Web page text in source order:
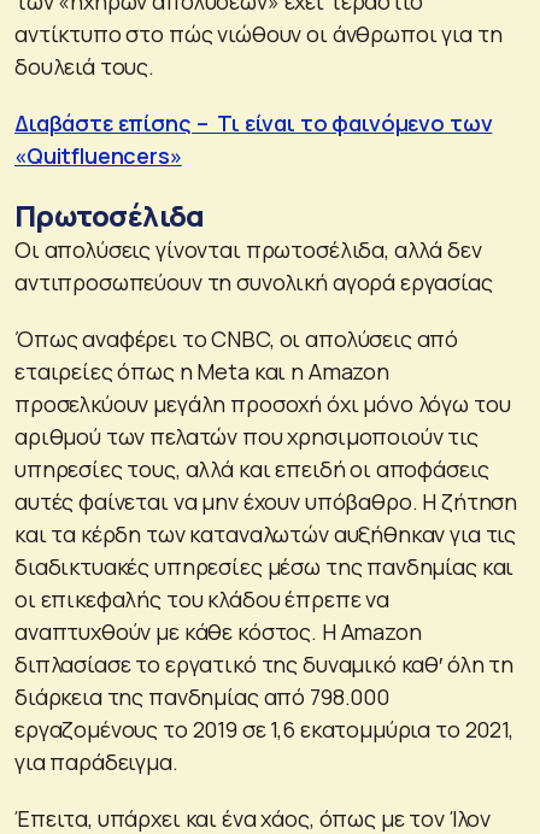
αντίκτυπο στο πώς νιώθουν οι άνθρωποι για τη
δουλειά τους.
Διαβάστε επίσης – Τι είναι το φαινόμενο των
«Quitfluencers»
Πρωτοσέλιδα
Οι απολύσεις γίνονται πρωτοσέλιδα, αλλά δεν
αντιπροσωπεύουν τη συνολική αγορά εργασίας
Όπως αναφέρει το CNBC, οι απολύσεις από
εταιρείες όπως η Meta και η Amazon
προσελκύουν μεγάλη προσοχή όχι μόνο λόγω του
αριθμού των πελατών που χρησιμοποιούν τις
υπηρεσίες τους, αλλά και επειδή οι αποφάσεις
αυτές φαίνεται να μην έχουν υπόβαθρο. Η ζήτηση
και τα κέρδη των καταναλωτών αυξήθηκαν για τις
διαδικτυακές υπηρεσίες μέσω της πανδημίας και
οι επικεφαλής του κλάδου έπρεπε να
αναπτυχθούν με κάθε κόστος. Η Amazon
διπλασίασε το εργατικό της δυναμικό καθ′ όλη τη
διάρκεια της πανδημίας από 798.000
εργαζομένους το 2019 σε 1,6 εκατομμύρια το 2021,
για παράδειγμα.
Έπειτα, υπάρχει και ένα χάος, όπως με τον Ίλον